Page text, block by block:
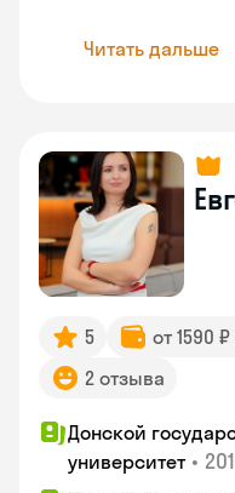
Читать дальше
5 от 1590
2 отзыва
Донской
университет •